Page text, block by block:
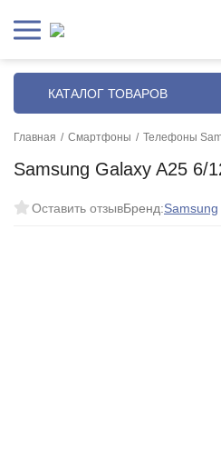
КАТАЛОГ ТОВАРОВ
Главная / Смартфоны / Телефоны
Samsung Galaxy A25 6/
Оставить отзывБренд:Samsung